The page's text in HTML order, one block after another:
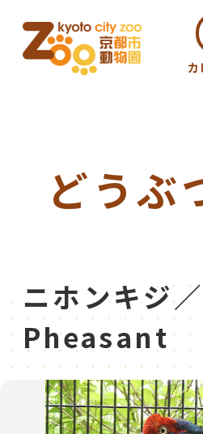
カ
どうぶ
ニホンキジ
Pheasant